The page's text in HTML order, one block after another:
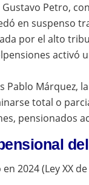
Petro,
en suspenso
por el alto
activó
Pablo Márquez,
total o
pensionados
2024 (Ley XX